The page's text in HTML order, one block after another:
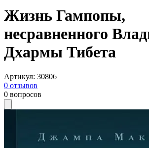
Жизнь Гампопы,
несравненного
Дхармы Тибета
Артикул: 30806
0 отзывов
0 вопросов